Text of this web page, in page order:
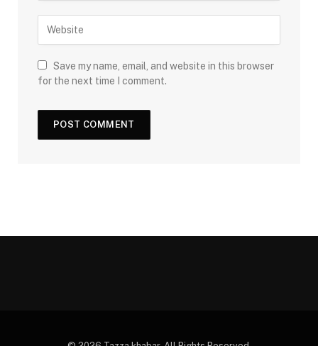
Save my name, email, and website in this browser
for the next time I comment.